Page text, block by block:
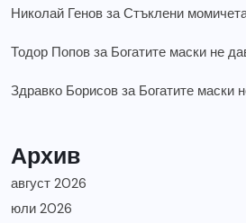
Николай Генов заСтъклени
Тодор Попов за Богатите маски не
Здравко Борисов за Богатите маски
Архив
август 2026
юли 2026